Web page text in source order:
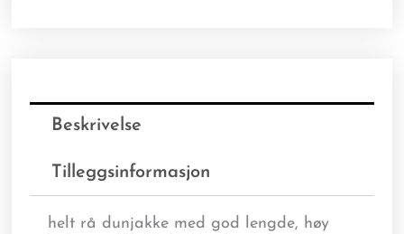
Beskrivelse
Tilleggsinformasjon
helt rå dunjakke med god lengde, høy